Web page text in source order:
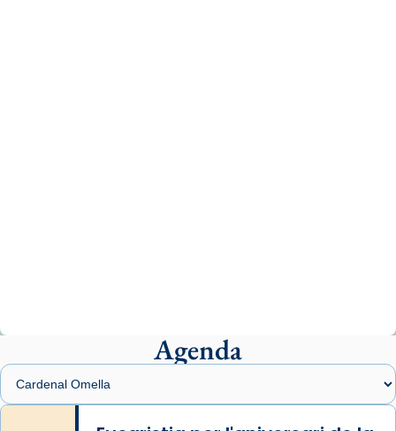
Arquebisbat de Barcelona
2 weeks ago
Memòria de les santes Juliana i
Semproniana, verges i màrtirs.
Agenda